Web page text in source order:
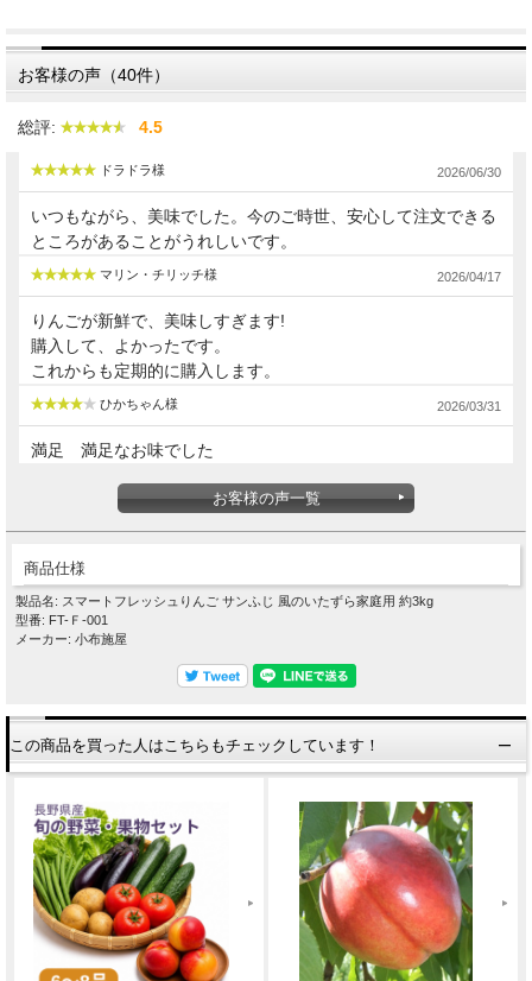
お楽しみください。
シャキっとした歯ごたえと程よい酸味が特徴のサンふじりんご
毎日食べても飽きない口あたりの良さと溢れる果汁。
信州から産地直送でお届けいたします。
お客様の声（40件）
総評: 4.5
ドラドラ様 2026/06/30
いつもながら、美味でした。今のご時世、安心して注文できる
ところがあることがうれしいです。
マリン・チリッチ様 2026/04/17
りんごが新鮮で、美味しすぎます!
購入して、よかったです。
これからも定期的に購入します。
ひかちゃん様 2026/03/31
満足 満足なお味でした
お客様の声一覧
商品仕様
製品名: スマートフレッシュりんご サンふじ 風のいたずら家庭用 約3kg
型番: FT-Ｆ-001
メーカー: 小布施屋
この商品を買った人はこちらもチェックしています！